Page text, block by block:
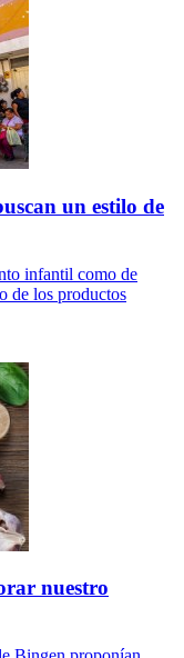
un estilo de
infantil como de
de los productos
nuestro